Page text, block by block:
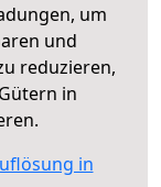
um
und
reduzieren,
in
in